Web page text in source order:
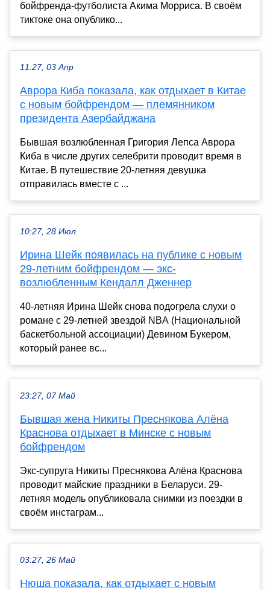
бойфренда-футболиста Акима Морриса. В своём
тиктоке она опублико...
11:27, 03 Апр
Аврора Киба показала, как отдыхает в Китае
с новым бойфрендом — племянником
президента Азербайджана
Бывшая возлюбленная Григория Лепса Аврора
Киба в числе других селебрити проводит время в
Китае. В путешествие 20-летняя девушка
отправилась вместе с ...
10:27, 28 Июл
Ирина Шейк появилась на публике с новым
29-летним бойфрендом — экс-
возлюбленным Кендалл Дженнер
40-летняя Ирина Шейк снова подогрела слухи о
романе с 29-летней звездой NBA (Национальной
баскетбольной ассоциации) Девином Букером,
который ранее вс...
23:27, 07 Май
Бывшая жена Никиты Преснякова Алёна
Краснова отдыхает в Минске с новым
бойфрендом
Экс-супруга Никиты Преснякова Алёна Краснова
проводит майские праздники в Беларуси. 29-
летняя модель опубликовала снимки из поездки в
своём инстаграм...
03:27, 26 Май
Нюша показала, как отдыхает с новым